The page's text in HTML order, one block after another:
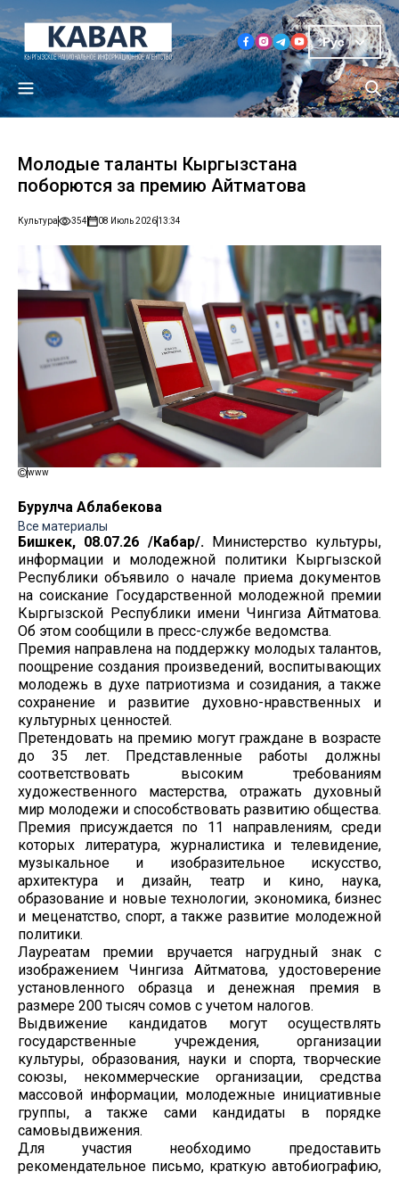
Рус
Молодые таланты Кыргызстана
поборются за премию Айтматова
Культура 354 08 Июль 202613:34
www
Бурулча Аблабекова
Все материалы
Бишкек, 08.07.26 /Кабар/. Министерство культуры,
информации и молодежной политики Кыргызской
Республики объявило о начале приема документов
на соискание Государственной молодежной премии
Кыргызской Республики имени Чингиза Айтматова.
Об этом сообщили в пресс-службе ведомства.
Премия направлена на поддержку молодых талантов,
поощрение создания произведений, воспитывающих
молодежь в духе патриотизма и созидания, а также
сохранение и развитие духовно-нравственных и
культурных ценностей.
Претендовать на премию могут граждане в возрасте
до 35 лет. Представленные работы должны
соответствовать высоким требованиям
художественного мастерства, отражать духовный
мир молодежи и способствовать развитию общества.
Премия присуждается по 11 направлениям, среди
которых литература, журналистика и телевидение,
музыкальное и изобразительное искусство,
архитектура и дизайн, театр и кино, наука,
образование и новые технологии, экономика, бизнес
и меценатство, спорт, а также развитие молодежной
политики.
Лауреатам премии вручается нагрудный знак с
изображением Чингиза Айтматова, удостоверение
установленного образца и денежная премия в
размере 200 тысяч сомов с учетом налогов.
Выдвижение кандидатов могут осуществлять
государственные учреждения, организации
культуры, образования, науки и спорта, творческие
союзы, некоммерческие организации, средства
массовой информации, молодежные инициативные
группы, а также сами кандидаты в порядке
самовыдвижения.
Для участия необходимо предоставить
рекомендательное письмо, краткую автобиографию,